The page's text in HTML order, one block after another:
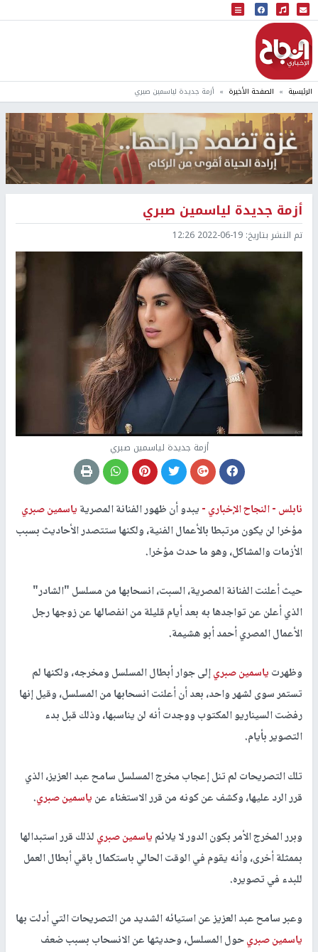
البث المباشر
إذاعة النجاح
الرئيسية الصفحة الأخيرة أزمة جديدة لياسمين صبري
أزمة جديدة لياسمين صبري
تم النشر بتاريخ: 2022-06-19 12:26
أزمة جديدة لياسمين صبري
نابلس -النجاح الإخباري -يبدو أن ظهور الفنانة المصريةياسمين صبري
مؤخرا لن يكون مرتبطا بالأعمال الفنية، ولكنها ستتصدر الأحاديث بسبب
الأزمات والمشاكل، وهو ما حدث مؤخرا.
حيث أعلنت الفنانة المصرية، السبت، انسحابها من مسلسل "الشادر"
الذي أعلن عن تواجدها به بعد أيام قليلة من انفصالها عن زوجها رجل
الأعمال المصري أحمد أبو هشيمة.
وظهرتياسمين صبريإلى جوار أبطال المسلسل ومخرجه، ولكنها لم
تستمر سوى لشهر واحد، بعد أن أعلنت انسحابها من المسلسل، وقيل إنها
رفضت السيناريو المكتوب ووجدت أنه لن يناسبها، وذلك قبل بدء
التصوير بأيام.
تلك التصريحات لم تنل إعجاب مخرج المسلسل سامح عبد العزيز، الذي
قرر الرد عليها، وكشف عن كونه من قرر الاستغناء عنياسمين صبري.
وبرر المخرج الأمر بكون الدور لا يلائمياسمين صبريلذلك قرر استبدالها
بممثلة أخرى، وأنه يقوم في الوقت الحالي باستكمال باقي أبطال العمل
للبدء في تصويره.
وعبر سامح عبد العزيز عن استيائه الشديد من التصريحات التي أدلت بها
ياسمين صبريحول المسلسل، وحديثها عن الانسحاب بسبب ضعف